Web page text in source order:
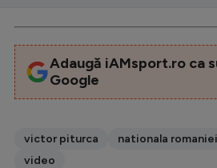
Adaugă iAMsport.ro ca
Google
victor piturca nationala romaniei
video